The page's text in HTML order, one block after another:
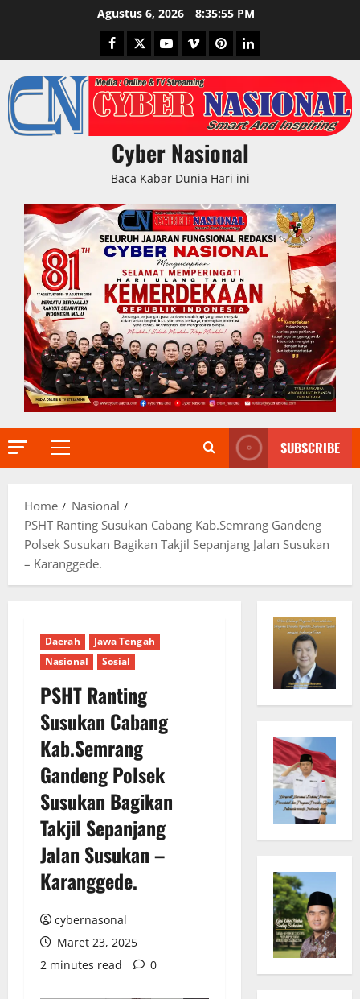
Agustus 6, 2026 8:35:57 PM
Facebook
TwitterYoutubeVimeoPinterestLinkedIn
Cyber Nasional
Baca Kabar Dunia Hari ini
Primary
SUBSCRIBE
Home
Nasional
PSHT Ranting Susukan Cabang Kab.Semrang Gandeng
Polsek Susukan Bagikan Takjil Sepanjang Jalan Susukan
– Karanggede.
Daerah
Jawa Tengah
Nasional
Sosial
PSHT Ranting
Susukan Cabang
Kab.Semrang
Gandeng Polsek
Susukan Bagikan
Takjil Sepanjang
Jalan Susukan –
Karanggede.
cybernasonal
Maret 23, 2025
2 minutes read
0